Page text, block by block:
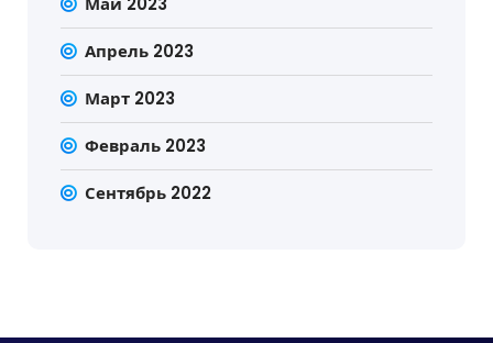
Апрель 2023
Март 2023
Февраль 2023
Сентябрь 2022